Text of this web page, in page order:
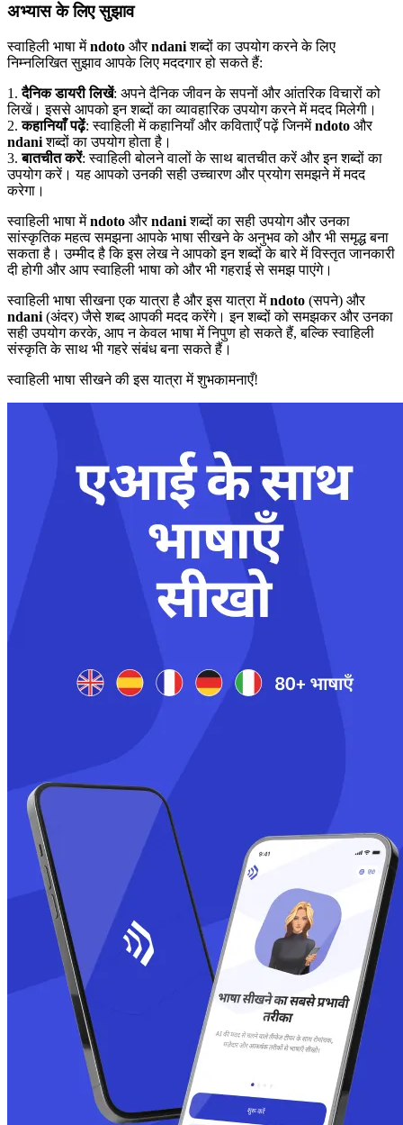
अभ्यास के लिए सुझाव
स्वाहिली भाषा मेंndoto औरndaniशब्दों का उपयोग करने के लिए
निम्नलिखित सुझाव आपके लिए मददगार हो सकते हैं:
1.दैनिक डायरी लिखें: अपने दैनिक जीवन के सपनों और आंतरिक विचारों को
लिखें। इससे आपको इन शब्दों का व्यावहारिक उपयोग करने में मदद मिलेगी।
2.कहानियाँ पढ़ें: स्वाहिली में कहानियाँ और कविताएँ पढ़ें जिनमेंndoto और
ndaniशब्दों का उपयोग होता है।
3.बातचीत करें: स्वाहिली बोलने वालों के साथ बातचीत करें और इन शब्दों का
उपयोग करें। यह आपको उनकी सही उच्चारण और प्रयोग समझने में मदद
करेगा।
स्वाहिली भाषा मेंndoto औरndaniशब्दों का सही उपयोग और उनका
सांस्कृतिक महत्व समझना आपके भाषा सीखने के अनुभव को और भी समृद्ध बना
सकता है। उम्मीद है कि इस लेख ने आपको इन शब्दों के बारे में विस्तृत जानकारी
दी होगी और आप स्वाहिली भाषा को और भी गहराई से समझ पाएंगे।
स्वाहिली भाषा सीखना एक यात्रा है और इस यात्रा मेंndoto (सपने) और
ndani (अंदर) जैसे शब्द आपकी मदद करेंगे। इन शब्दों को समझकर और उनका
सही उपयोग करके, आप न केवल भाषा में निपुण हो सकते हैं, बल्कि स्वाहिली
संस्कृति के साथ भी गहरे संबंध बना सकते हैं।
स्वाहिली भाषा सीखने की इस यात्रा में शुभकामनाएँ!